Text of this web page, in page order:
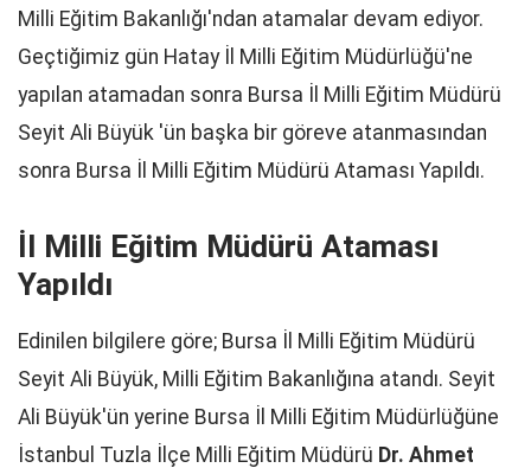
Milli Eğitim Bakanlığı'ndan atamalar devam ediyor.
Geçtiğimiz gün Hatay İl Milli Eğitim Müdürlüğü'ne
yapılan atamadan sonra Bursa İl Milli Eğitim Müdürü
Seyit Ali Büyük 'ün başka bir göreve atanmasından
sonra Bursa İl Milli Eğitim Müdürü Ataması Yapıldı.
İl Milli Eğitim Müdürü Ataması
Yapıldı
Edinilen bilgilere göre; Bursa İl Milli Eğitim Müdürü
Seyit Ali Büyük, Milli Eğitim Bakanlığına atandı. Seyit
Ali Büyük'ün yerine Bursa İl Milli Eğitim Müdürlüğüne
İstanbul Tuzla İlçe Milli Eğitim Müdürü Dr. Ahmet